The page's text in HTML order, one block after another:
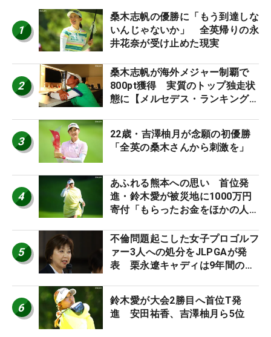
1
桑木志帆の優勝に「もう到達しな
いんじゃないか」 全英帰りの永
井花奈が受け止めた現実
2
桑木志帆が海外メジャー制覇で
800pt獲得 実質のトップ独走状
態に【メルセデス・ランキング番
3
22歳・吉澤柚月が念願の初優勝
「全英の桑木さんから刺激を」
4
あふれる熊本への思い 首位発
進・鈴木愛が被災地に1000万円
寄付「もらったお金をほかの人
5
不倫問題起こした女子プロゴルフ
ァー3人への処分をJLPGAが発
表 栗永遼キャディは9年間の立
6
鈴木愛が大会2勝目へ首位T発
進 安田祐香、吉澤柚月ら5位